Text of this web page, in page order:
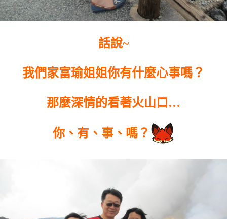
話說~
我們家富瑜姐姐你有什麼心事嗎？
那麼深情的看著火山口…
你、有、事、嗎？